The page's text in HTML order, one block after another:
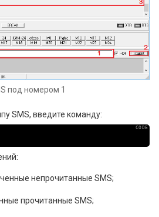
под номером 1
SMS, введите команду:
непрочитанные SMS;
прочитанные SMS;